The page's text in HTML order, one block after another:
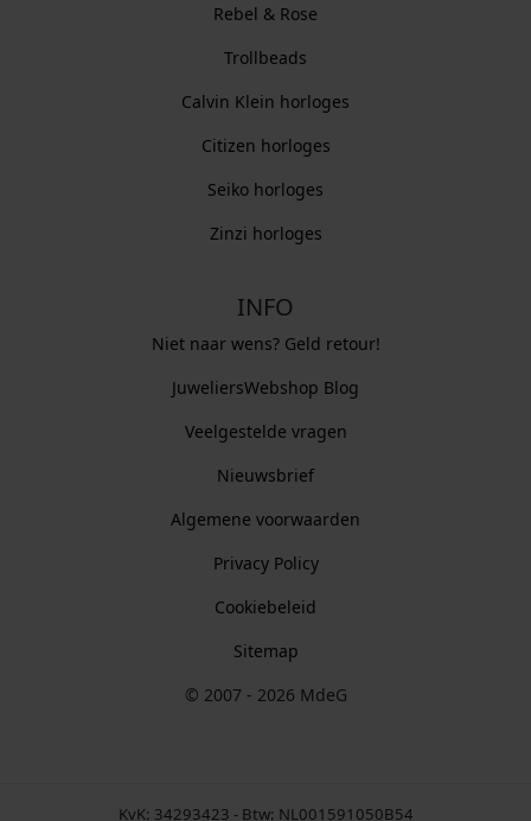
Rebel & Rose
Trollbeads
Calvin Klein horloges
Citizen horloges
Seiko horloges
Zinzi horloges
INFO
Niet naar wens? Geld retour!
JuweliersWebshop Blog
Veelgestelde vragen
Nieuwsbrief
Algemene voorwaarden
Privacy Policy
Cookiebeleid
Sitemap
© 2007 - 2026 MdeG
KvK: 34293423 - Btw: NL001591050B54